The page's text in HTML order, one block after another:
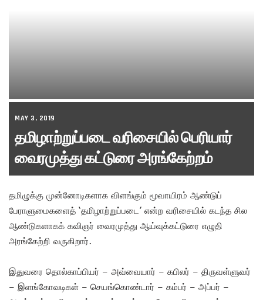
MAY 3, 2019
தமிழாற்றுப்படை வரிசையில் பெரியார்
வைரமுத்து கட்டுரை அரங்கேற்றம்
தமிழுக்கு முன்னோடிகளாக விளங்கும் மூவாயிரம் ஆண்டுப்
பேராளுமைகளைத் ‘தமிழாற்றுப்படை’ என்ற வரிசையில் கடந்த சில
ஆண்டுகளாகக் கவிஞர் வைரமுத்து ஆய்வுக்கட்டுரை எழுதி
அரங்கேற்றி வருகிறார்.
இதுவரை தொல்காப்பியர் – அவ்வையார் – கபிலர் – திருவள்ளுவர்
– இளங்கோவடிகள் – செயங்கொண்டார் – கம்பர் – அப்பர் –